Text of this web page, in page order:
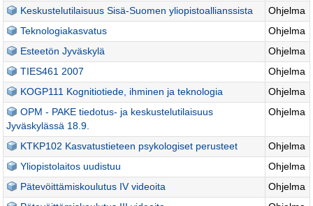
Keskustelutilaisuus Sisä-Suomen yliopistoallianssista
Ohjelma
Teknologiakasvatus
Ohjelma
Esteetön Jyväskylä
Ohjelma
TIES461 2007
Ohjelma
KOGP111 Kognitiotiede, ihminen ja teknologia
Ohjelma
OPM - PAKE tiedotus- ja keskustelutilaisuus
Jyväskylässä 18.9.
Ohjelma
KTKP102 Kasvatustieteen psykologiset perusteet
Ohjelma
Yliopistolaitos uudistuu
Ohjelma
Pätevöittämiskoulutus IV videoita
Ohjelma